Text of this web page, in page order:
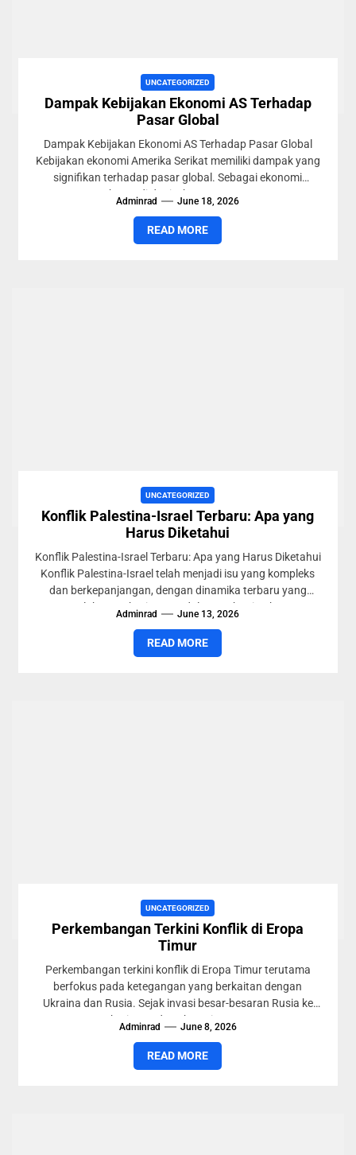
UNCATEGORIZED
Dampak Kebijakan Ekonomi AS Terhadap
Pasar Global
Dampak Kebijakan Ekonomi AS Terhadap Pasar Global
Kebijakan ekonomi Amerika Serikat memiliki dampak yang
signifikan terhadap pasar global. Sebagai ekonomi
terbesar di dunia, keputusan AS...
Adminrad June 18, 2026
READ MORE
UNCATEGORIZED
Konflik Palestina-Israel Terbaru: Apa yang
Harus Diketahui
Konflik Palestina-Israel Terbaru: Apa yang Harus Diketahui
Konflik Palestina-Israel telah menjadi isu yang kompleks
dan berkepanjangan, dengan dinamika terbaru yang
memerlukan perhatian mendalam. Sebagian besar...
Adminrad June 13, 2026
READ MORE
UNCATEGORIZED
Perkembangan Terkini Konflik di Eropa
Timur
Perkembangan terkini konflik di Eropa Timur terutama
berfokus pada ketegangan yang berkaitan dengan
Ukraina dan Rusia. Sejak invasi besar-besaran Rusia ke
Ukraina pada Februari 2022,...
Adminrad June 8, 2026
READ MORE